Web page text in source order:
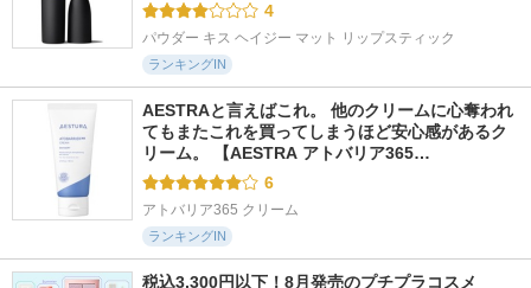
4
パウダー キス ヘイジー マット リップスティック
ランキングIN
AESTRAと言えばこれ。 他のクリームに心奪われ
てもまたこれを買ってしまうほど安心感があるク
リーム。 【AESTRA アトバリア365…
6
アトバリア365 クリーム
ランキングIN
税込3,300円以下！8月発売のプチプラコスメ